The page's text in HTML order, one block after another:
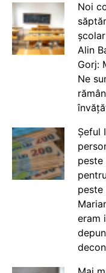
Noi
Alin
Gorj:
Ne
Șeful
peste
eram